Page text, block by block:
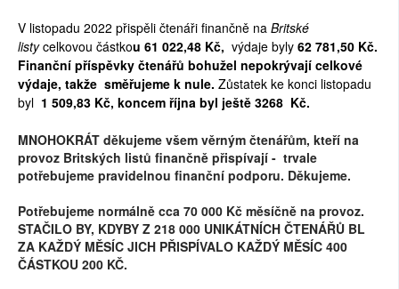
V listopadu 2022 přispěli čtenáři finančně na Britské
listycelkovou částkou 61 022,48 Kč, výdaje byly 62 781,50 Kč.
Finanční příspěvky čtenářů bohužel nepokrývají celkové
výdaje, takže směřujeme k nule. Zůstatek ke konci listopadu
byl 1 509,83 Kč, koncem října byl ještě 3268 Kč.
MNOHOKRÁT děkujeme všem věrným čtenářům, kteří na
provoz Britských listů finančně přispívají - trvale
potřebujeme pravidelnou finanční podporu. Děkujeme.
Potřebujeme normálně cca 70 000 Kč měsíčně na provoz.
STAČILO BY, KDYBY Z 218 000 UNIKÁTNÍCH ČTENÁŘŮ BL
ZA KAŽDÝ MĚSÍC JICH PŘISPÍVALO KAŽDÝ MĚSÍC 400
ČÁSTKOU 200 KČ.